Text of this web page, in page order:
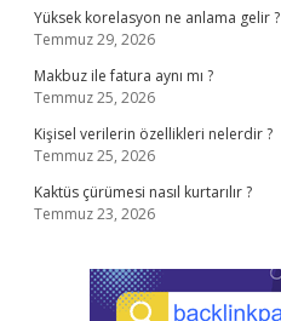
Yüksek korelasyon ne anlama gelir ?
Temmuz 29, 2026
Makbuz ile fatura aynı mı ?
Temmuz 25, 2026
Kişisel verilerin özellikleri nelerdir ?
Temmuz 25, 2026
Kaktüs çürümesi nasıl kurtarılır ?
Temmuz 23, 2026